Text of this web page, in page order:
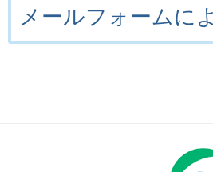
メールフォームに